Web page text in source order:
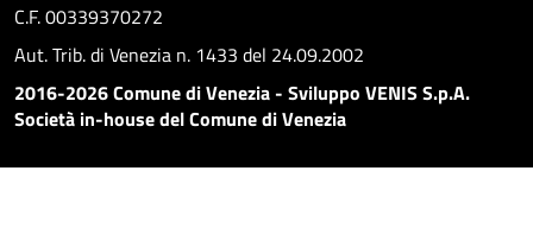
C.F. 00339370272
Aut. Trib. di Venezia n. 1433 del 24.09.2002
2016-2026 Comune di Venezia - Sviluppo VENIS S.p.A.
Società in-house del Comune di Venezia